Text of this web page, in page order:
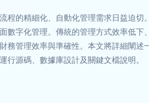
程的精細化、自動化管理需求日益迫
數字化管理。傳統的管理方式效率低
務管理效率與準確性。本文將詳細闡
行源碼、數據庫設計及關鍵文檔說明。